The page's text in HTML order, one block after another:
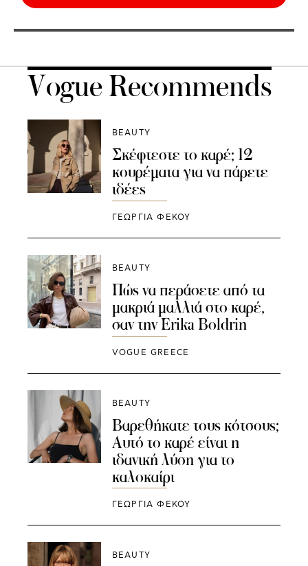
Vogue Recommends
BEAUTY
Σκέφτεστε το καρέ; 12
κουρέματα για να πάρετε
ιδέες
ΓΕΩΡΓΙΑ ΦΕΚΟΥ
BEAUTY
Πώς να περάσετε από τα
μακριά μαλλιά στο καρέ,
σαν την Erika Boldrin
VOGUE GREECE
BEAUTY
Βαρεθήκατε τους κότσους;
Αυτό το καρέ είναι η
ιδανική λύση για το
καλοκαίρι
ΓΕΩΡΓΙΑ ΦΕΚΟΥ
BEAUTY